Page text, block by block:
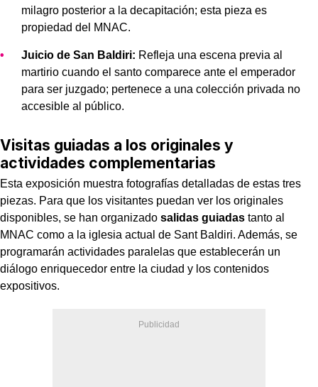
milagro posterior a la decapitación; esta pieza es
propiedad del MNAC.
Juicio de San Baldiri: Refleja una escena previa al
martirio cuando el santo comparece ante el emperador
para ser juzgado; pertenece a una colección privada no
accesible al público.
Visitas guiadas a los originales y
actividades complementarias
Esta exposición muestra fotografías detalladas de estas tres
piezas. Para que los visitantes puedan ver los originales
disponibles, se han organizado salidas guiadas tanto al
MNAC como a la iglesia actual de Sant Baldiri. Además, se
programarán actividades paralelas que establecerán un
diálogo enriquecedor entre la ciudad y los contenidos
expositivos.